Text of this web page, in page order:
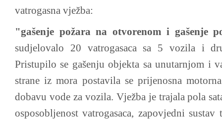
vatrogasna vježba:
"gašenje požara na otvorenom i gašenje
sudjelovalo 20 vatrogasaca sa 5 vozila i
Pristupilo se gašenju objekta sa unutarnjom i
strane iz mora postavila se prijenosna
dobavu vode za vozila. Vježba je trajala pola
osposobljenost vatrogasaca, zapovjedni